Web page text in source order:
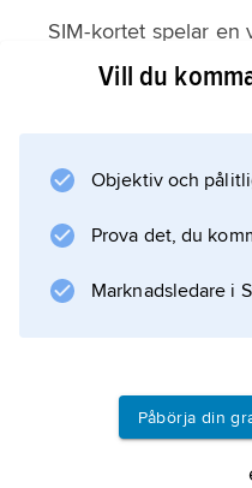
SIM-kortet spelar en
autentisering. Syftet
som följer.
Vill du
Objektiv och
Prova det, du
Marknadsledare i
Påbörja din